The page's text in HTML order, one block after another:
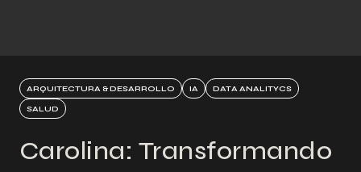
ARQUITECTURA & DESARROLLO IA
DATA ANALITYCS
SALUD
Carolina: Transformando